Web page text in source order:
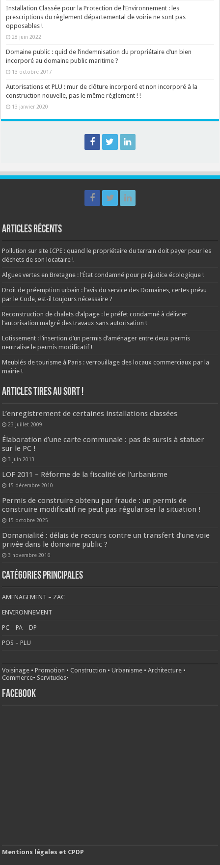
Installation Classée pour la Protection de l’Environnement : les
prescriptions du règlement départemental de voirie ne sont pas
opposables !
28 juin 2022
Domaine public : quid de l’indemnisation du propriétaire d’un bien
incorporé au domaine public maritime ?
13 octobre 2017
Autorisations et PLU : mur de clôture incorporé et non incorporé à la
construction nouvelle, pas le même règlement ! !
13 janvier 2020
Articles récents
Pollution sur site ICPE : quand le propriétaire du terrain doit payer pour les
déchets de son locataire !
Algues vertes en Bretagne : l’État condamné pour préjudice écologique !
Droit de préemption urbain : l’avis du service des Domaines, certes prévu
par le Code, est-il toujours nécessaire ?
Reconstruction de chalets d’alpage : le préfet condamné à délivrer
l’autorisation malgré des travaux sans autorisation !
Lotissement : l’insertion d’un permis d’aménager entre deux permis
neutralise le permis modificatif !
Meublés de tourisme à Paris : verrouillage des locaux commerciaux par la
mairie !
ARTICLES TIRES AU SORT !
L’enregistrement de certaines installations classées
23 juillet 2009
Élaboration d’une carte communale : pas de sursis à statuer
sur le PC !
3 juin 2013
LOF 2011 – Réforme de la fiscalité de l’urbanisme
15 décembre 2010
Permis de construire obtenu par fraude : un permis de
construire modificatif ne peut pas régulariser la situation !
15 octobre 2025
Domanialité : délais de recours contre un transfert d’une voie
privée dans le domaine public ?
3 novembre 2016
CATÉGORIES PRINCIPALES
AMENAGEMENT – ZAC
ENVIRONNEMENT
PC – PA – DP
POS – PLU
Voisinage •Promotion •Construction •Urbanisme •Architecture •
Commerce• Servitudes•
FACEBOOK
Mentions légales et CPDP